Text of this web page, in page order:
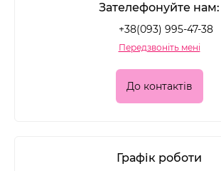
Зателефонуйте нам:
+38(093) 995-47-38
Передзвоніть мені
До контактів
Графік роботи